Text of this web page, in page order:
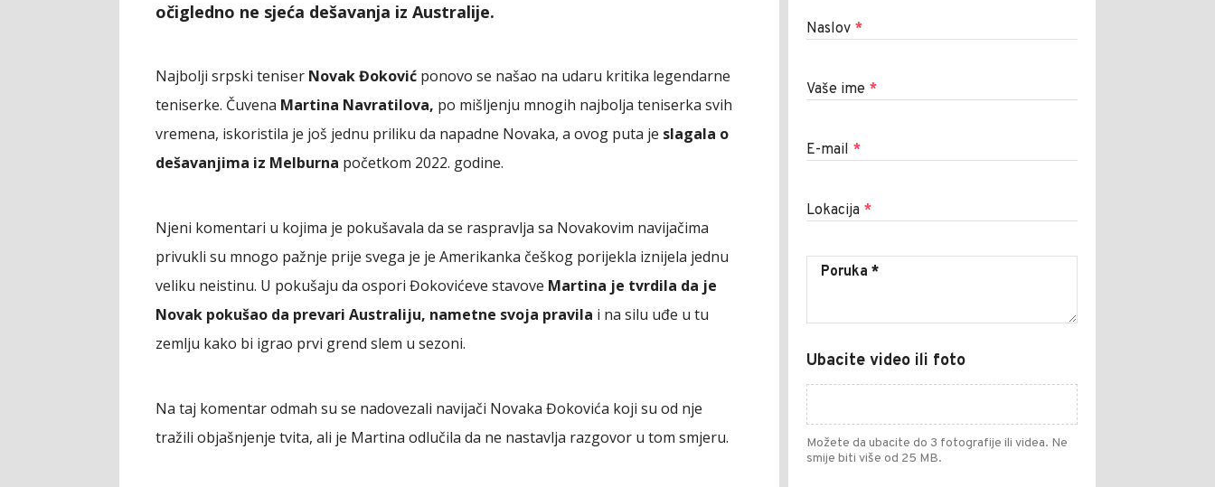
očigledno ne sjeća dešavanja iz Australije.
Najbolji srpski teniser Novak Đoković ponovo se našao na udaru kritika legendarne
teniserke. Čuvena Martina Navratilova, po mišljenju mnogih najbolja teniserka svih
vremena, iskoristila je još jednu priliku da napadne Novaka, a ovog puta je slagala o
dešavanjima iz Melburna početkom 2022. godine.
Njeni komentari u kojima je pokušavala da se raspravlja sa Novakovim navijačima
privukli su mnogo pažnje prije svega je je Amerikanka češkog porijekla iznijela jednu
veliku neistinu. U pokušaju da ospori Đokovićeve stavove Martina je tvrdila da je
Novak pokušao da prevari Australiju, nametne svoja pravila i na silu uđe u tu
zemlju kako bi igrao prvi grend slem u sezoni.
Na taj komentar odmah su se nadovezali navijači Novaka Đokovića koji su od nje
tražili objašnjenje tvita, ali je Martina odlučila da ne nastavlja razgovor u tom smjeru.
Naslov *
Vaše ime *
E-mail *
Lokacija *
Ubacite video ili foto
Možete da ubacite do 3 fotografije ili videa. Ne
smije biti više od 25 MB.